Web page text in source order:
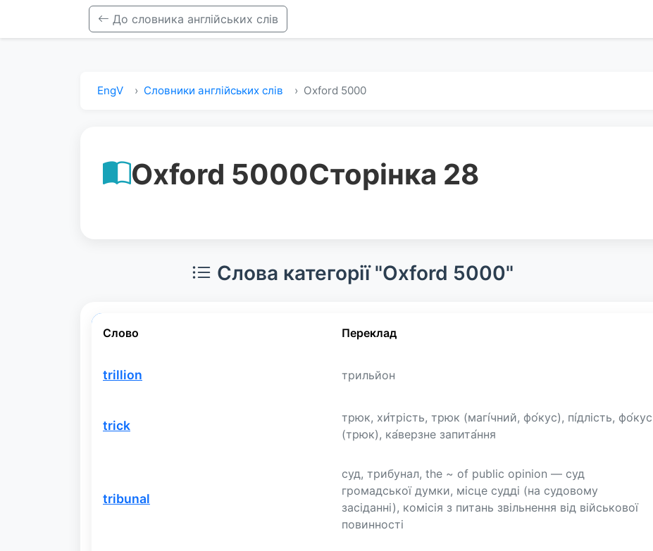
До словника англійських слів
EngV Словники англійських слів Oxford 5000
Oxford 5000Сторінка 28
Слова категорії "Oxford 5000"
Слово Переклад
trillion трильйон
trick
трюк, хи́трість, трюк (магі́чний, фо́кус), пі́длість, фо́кус
(трюк), ка́верзне запита́ння
tribunal
суд, трибунал, the ~ of public opinion — суд
громадської думки, місце судді (на судовому
засіданні), комісія з питань звільнення від військової
повинності